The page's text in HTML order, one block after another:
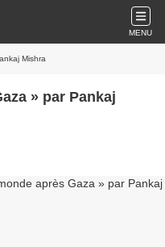
MENU
Mishra
» par Pankaj